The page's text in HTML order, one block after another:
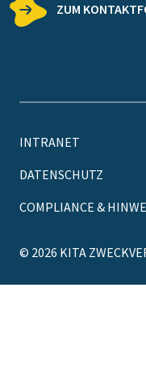
ZUM
© 2026 KITA
INTRANET
DATENSCHUTZ
COMPLIANCE &